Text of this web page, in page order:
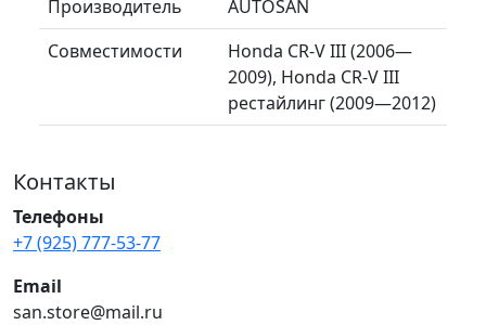
Производитель
AUTOSAN
Совместимости
Honda CR-V III (2006—
2009), Honda CR-V III
рестайлинг (2009—2012)
Контакты
Телефоны
+7 (925) 777-53-77
Email
san.store@mail.ru